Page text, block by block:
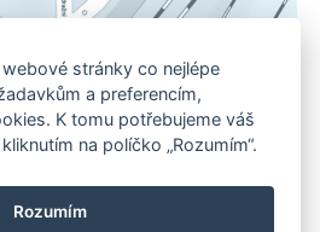
stránky co nejlépe
a preferencím,
K tomu potřebujeme váš
na políčko „Rozumím“.
Rozumím